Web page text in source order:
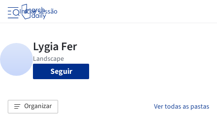
Iniciar sessão
Seguir
Organizar Ver todas as pastas